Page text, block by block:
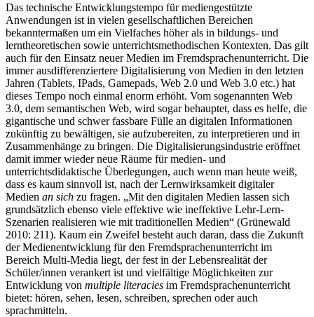
Das technische Entwicklungstempo für mediengestützte
Anwendungen ist in vielen gesellschaftlichen Bereichen
bekanntermaßen um ein Vielfaches höher als in bildungs- und
lerntheoretischen sowie unterrichtsmethodischen Kontexten. Das gilt
auch für den Einsatz neuer Medien im Fremdsprachenunterricht. Die
immer ausdifferenziertere Digitalisierung von Medien in den letzten
Jahren (Tablets, IPads, Gamepads, Web 2.0 und Web 3.0 etc.) hat
dieses Tempo noch einmal enorm erhöht. Vom sogenannten Web
3.0, dem semantischen Web, wird sogar behauptet, dass es helfe, die
gigantische und schwer fassbare Fülle an digitalen Informationen
zukünftig zu bewältigen, sie aufzubereiten, zu interpretieren und in
Zusammenhänge zu bringen. Die Digitalisierungsindustrie eröffnet
damit immer wieder neue Räume für medien- und
unterrichtsdidaktische Überlegungen, auch wenn man heute weiß,
dass es kaum sinnvoll ist, nach der Lernwirksamkeit digitaler
Medien an sich zu fragen. „Mit den digitalen Medien lassen sich
grundsätzlich ebenso viele effektive wie ineffektive Lehr-Lern-
Szenarien realisieren wie mit traditionellen Medien“ (Grünewald
2010: 211). Kaum ein Zweifel besteht auch daran, dass die Zukunft
der Medienentwicklung für den Fremdsprachenunterricht im
Bereich Multi-Media liegt, der fest in der Lebensrealität der
Schüler/innen verankert ist und vielfältige Möglichkeiten zur
Entwicklung von multiple literacies im Fremdsprachenunterricht
bietet: hören, sehen, lesen, schreiben, sprechen oder auch
sprachmitteln.